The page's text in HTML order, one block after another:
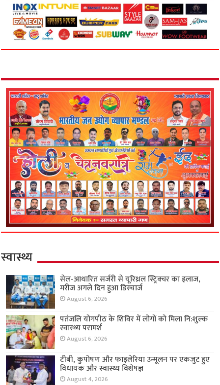
स्वास्थ्य
सेल-आधारित सर्जरी से यूरिथ्रल स्ट्रिक्चर का इलाज,
मरीज अगले दिन हुआ डिस्चार्ज
August 6, 2026
पतंजलि योगपीठ के शिविर में लोगों को मिला नि:शुल्क
स्वास्थ्य परामर्श
August 6, 2026
टीबी, कुपोषण और फाइलेरिया उन्मूलन पर एकजुट हुए
विधायक और स्वास्थ्य विशेषज्ञ
August 4, 2026